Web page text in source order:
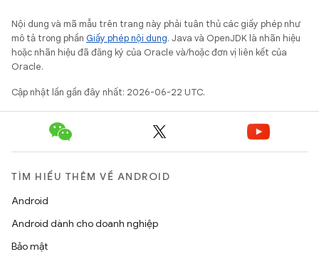
Nội dung và mã mẫu trên trang này phải tuân thủ các giấy phép như
mô tả trong phần Giấy phép nội dung. Java và OpenJDK là nhãn hiệu
hoặc nhãn hiệu đã đăng ký của Oracle và/hoặc đơn vị liên kết của
Oracle.
Cập nhật lần gần đây nhất: 2026-06-22 UTC.
TÌM HIỂU THÊM VỀ ANDROID
Android
Android dành cho doanh nghiệp
Bảo mật